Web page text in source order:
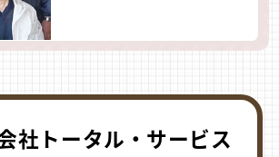
社トータル・サービス